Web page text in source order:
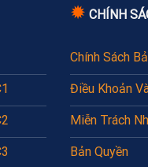
✹ CHÍNH
Chính Sách
Điều Khoản
Miễn Trách
Bản Quyền